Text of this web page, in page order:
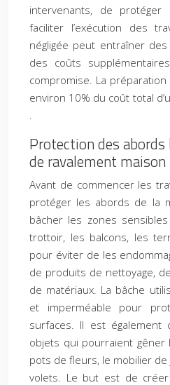
intervenants, de protéger
faciliter l’exécution des
négligée peut entraîner
des coûts
compromise. La
environ 10% du coût total
.
Protection des
de ravalement maison
Avant de commencer les
protéger les abords de la
bâcher les zones
trottoir, les balcons, les
pour éviter de les
de produits de nettoyage,
de matériaux. La bâche
et imperméable pour
surfaces. Il est également
objets qui pourraient gêner
pots de fleurs, le mobilier
volets. Le but est de